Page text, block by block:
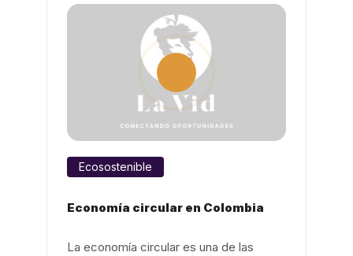
Ecosostenible
Economía circular en Colombia
La economía circular es una de las